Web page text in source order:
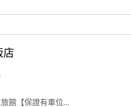
店
館【保證有車位...